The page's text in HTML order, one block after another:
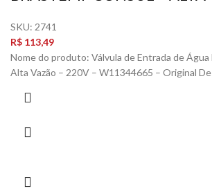
SKU: 2741
R$ 113,49
Nome do produto: Válvula de Entrada de
Alta Vazão – 220V – W11344665 – Original